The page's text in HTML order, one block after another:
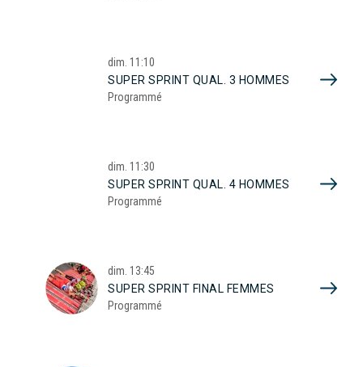
dim. 11:10
SUPER SPRINT QUAL. 3 HOMMES
Programmé
dim. 11:30
SUPER SPRINT QUAL. 4 HOMMES
Programmé
dim. 13:45
SUPER SPRINT FINAL FEMMES
Programmé